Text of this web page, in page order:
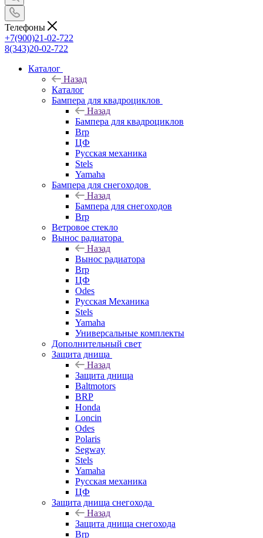
Телефоны
+7(900)21-02-722
8(343)20-02-722
Каталог
Назад
Каталог
Бампера для квадроциклов
Назад
Бампера для квадроциклов
Brp
ЦФ
Русская механика
Stels
Yamaha
Бампера для снегоходов
Назад
Бампера для снегоходов
Brp
Ветровое стекло
Вынос радиатора
Назад
Вынос радиатора
Brp
ЦФ
Odes
Русская Механика
Stels
Yamaha
Универсальные комплекты
Дополнительный свет
Защита днища
Назад
Защита днища
Baltmotors
BRP
Honda
Loncin
Odes
Polaris
Segway
Stels
Yamaha
Русская механика
ЦФ
Защита днища снегохода
Назад
Защита днища снегохода
Brp